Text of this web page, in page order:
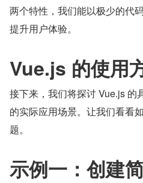
两个特性，我们能以极少的代
提升用户体验。
Vue.js 的使用
接下来，我们将探讨 Vue.js 的
的实际应用场景。让我们看看
题。
示例一：创建